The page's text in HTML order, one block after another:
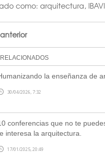
como: arquitectura, IBAVI
la enseñanza de
30/04/2026, 7:32
conferencias que no te
interesa la arquitectura.
17/01/2025, 20:49